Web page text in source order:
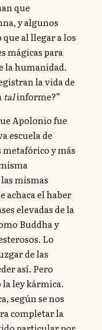
que
y algunos
al llegar a los
mágicas para
la humanidad.
la vida de
talinforme?”
Apolonio fue
escuela de
y más
mismas
achaca el haber
elevadas de la
Buddha y
Lo
de las
así. Pero
la ley kármica.
según se nos
completar la